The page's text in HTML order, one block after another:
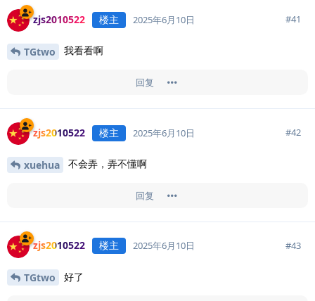
zjs2010522 楼主 2025年6月10日 #41
TGtwo 我看看啊
回复
zjs2010522 楼主 2025年6月10日 #42
xuehua 不会弄，弄不懂啊
回复
zjs2010522 楼主 2025年6月10日 #43
TGtwo 好了